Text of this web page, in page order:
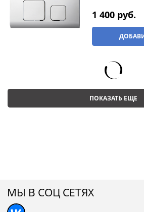
1 400 руб.
ПОКАЗАТЬ ЕЩЕ
МЫ В СОЦ СЕТЯХ